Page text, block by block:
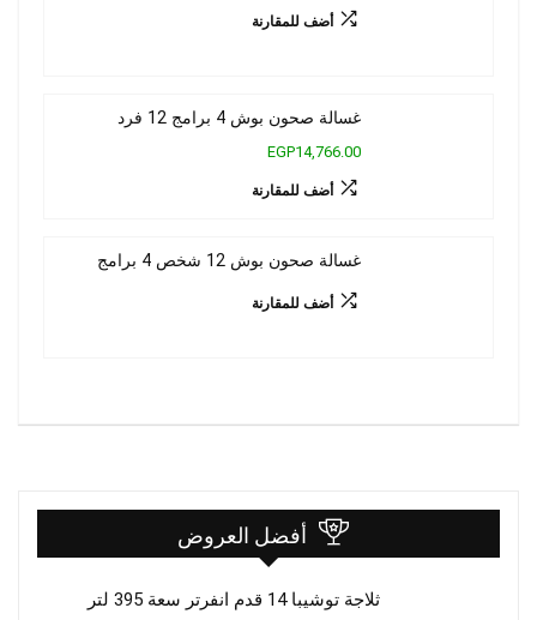
أضف للمقارنة
غسالة صحون بوش 4 برامج 12 فرد
EGP14,766.00
أضف للمقارنة
غسالة صحون بوش 12 شخص 4 برامج
أضف للمقارنة
أفضل العروض
ثلاجة توشيبا 14 قدم انفرتر سعة 395 لتر